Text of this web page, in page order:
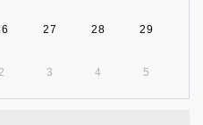
27 28 29
2 3 4 5